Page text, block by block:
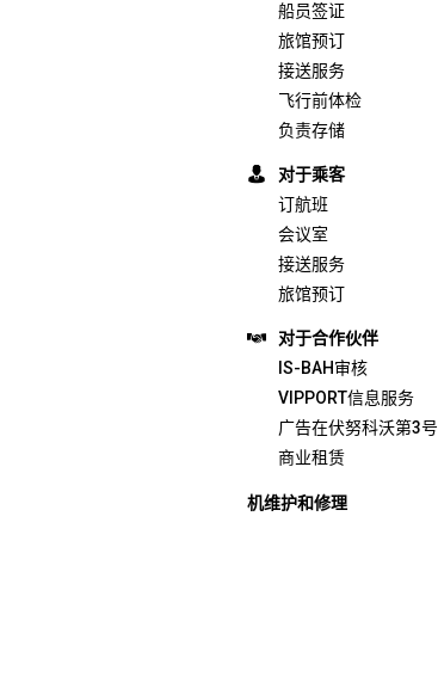
船员签证
旅馆预订
接送服务
飞行前体检
负责存储
对于乘客
订航班
会议室
接送服务
旅馆预订
对于合作伙伴
IS-BAH审核
VIPPORT信息服务
广告在伏努科沃第3号
商业租赁
机维护和修理